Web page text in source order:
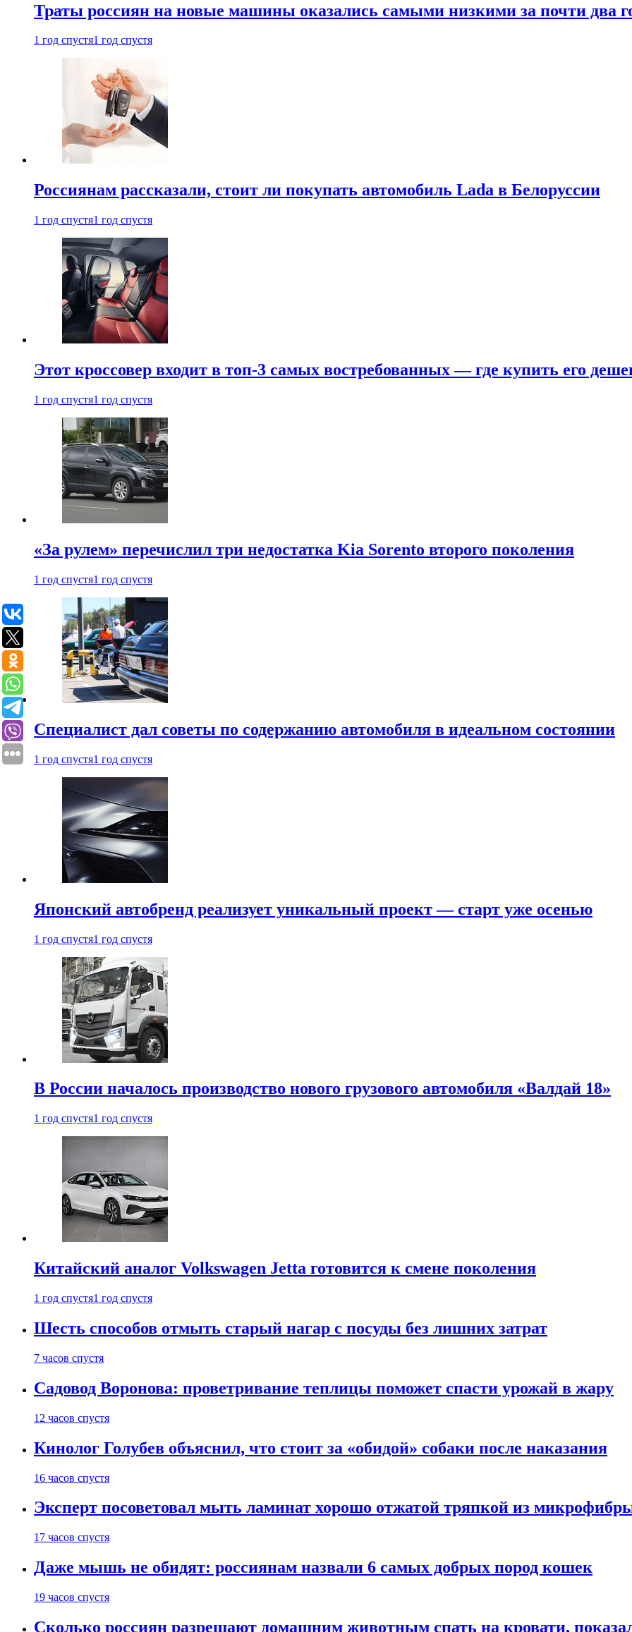
Траты россиян на новые машины оказались самыми низкими за почти два
1 год спустя1 год спустя
Россиянам рассказали, стоит ли покупать автомобиль Lada в Белоруссии
1 год спустя1 год спустя
Этот кроссовер входит в топ-3 самых востребованных — где купить его
1 год спустя1 год спустя
«За рулем» перечислил три недостатка Kia Sorento второго поколения
1 год спустя1 год спустя
Специалист дал советы по содержанию автомобиля в идеальном состоянии
1 год спустя1 год спустя
Японский автобренд реализует уникальный проект — старт уже осенью
1 год спустя1 год спустя
В России началось производство нового грузового автомобиля «Валдай 18»
1 год спустя1 год спустя
Китайский аналог Volkswagen Jetta готовится к смене поколения
1 год спустя1 год спустя
Шесть способов отмыть старый нагар с посуды без лишних затрат
7 часов спустя
Садовод Воронова: проветривание теплицы поможет спасти урожай в жару
12 часов спустя
Кинолог Голубев объяснил, что стоит за «обидой» собаки после наказания
16 часов спустя
Эксперт посоветовал мыть ламинат хорошо отжатой тряпкой из
17 часов спустя
Даже мышь не обидят: россиянам назвали 6 самых добрых пород кошек
19 часов спустя
Сколько россиян разрешают домашним животным спать на кровати,